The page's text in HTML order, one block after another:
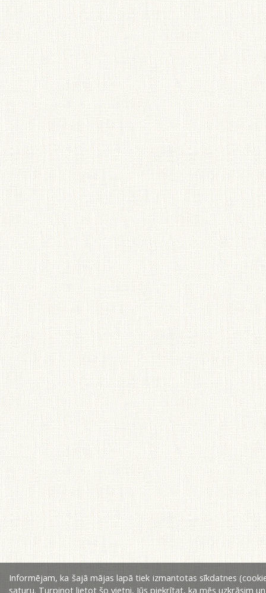
Informējam, ka šajā mājas lapā tiek izmantotas sīkdatnes
saturu. Turpinot lietot šo vietni, Jūs piekrītat, ka mēs uzkrāsim